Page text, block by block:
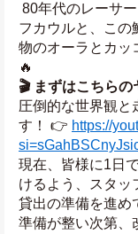
フカウルと、こ
物のオーラとカッ
🔥
🎬 まずはこちら
圧倒的な世界観と
す！ 👉 https://
現在、皆様に1日
けるよう、スタッ
貸出の準備を進め
準備が整い次第、